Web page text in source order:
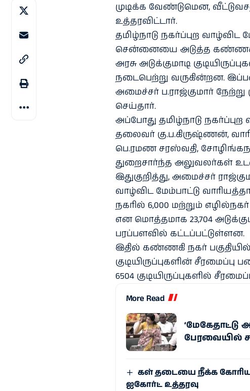
முடிக்க வேண்டுமென,
உத்தரவிட்டார்.
தமிழ்நாடு நகர்ப்புற வாழ்விட
சென்னையை அடுத்த கண்ணகி
அரசு அடுக்குமாடி
நடைபெற்று வருகின்றன.
அமைச்சர் ப.ராஜ்குமார்
செய்தார்.
அப்போது தமிழ்நாடு நகர்ப்புற
தலைவர் கு.ப.கிருஷ்ணன்,
பெ.ரமண சரஸ்வதி,
துறைசார்ந்த அலுவலர்கள்
இதுகுறித்து, அமைச்சர்
வாழ்விட மேம்பாட்டு
நகரில் 6,000 மற்றும் எழில்நகர்
என மொத்தமாக 23,704
பரப்பளவில் கட்டப்பட்டுள்ளன.
இதில் கண்ணகி நகர் பகுதியில்
குடியிருப்புகளின்
6504 குடியிருப்புகளில்
More Read
பேரவையில்
கள் தடையை நீக்க கோரிய
ஐகோர்ட் உத்தரவு